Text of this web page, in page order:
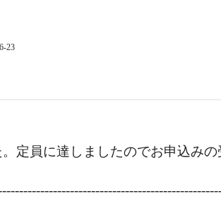
23
定員に達しましたのでお申込み